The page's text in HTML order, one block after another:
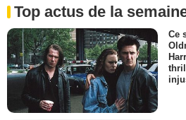
Top actus de la
Ce